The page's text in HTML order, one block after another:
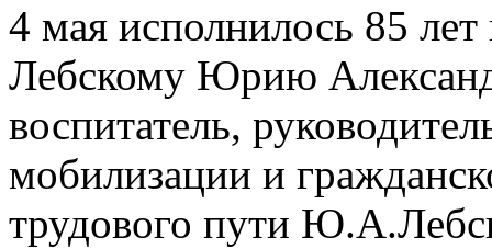
4 мая исполнилось 85
Лебскому Юрию
воспитатель,
мобилизации и
трудового пути